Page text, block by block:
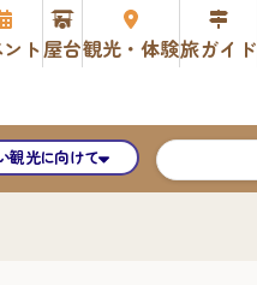
ト屋台観光・体験旅ガイド
観光に向けて